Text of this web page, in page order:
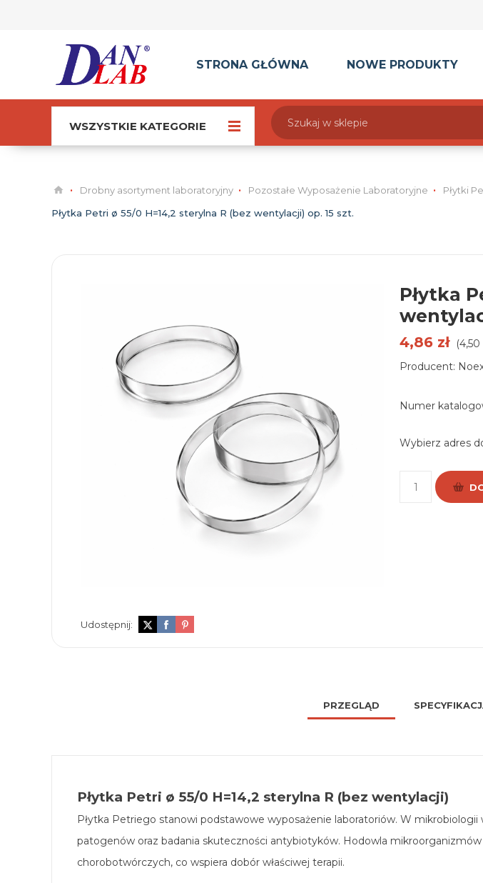
STRONA GŁÓWNA NOWE PRODUKTY
WSZYSTKIE KATEGORIE
Drobny asortyment laboratoryjny Pozostałe Wyposażenie Laboratoryjne Płytki
Płytka Petri ø 55/0 H=14,2 sterylna R (bez wentylacji) op. 15 szt.
Płytka
4,86 zł
Producent:
Numer
Wybierz adres
Udostępnij:
PRZEGLĄD
Płytka Petri ø 55/0 H=14,2 sterylna R (bez wentylacji)
Płytka Petriego stanowi podstawowe wyposażenie laboratoriów. W
patogenów oraz badania skuteczności antybiotyków. Hodowla
chorobotwórczych, co wspiera dobór właściwej terapii.